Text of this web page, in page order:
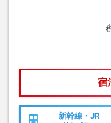
宿
新幹線・JR